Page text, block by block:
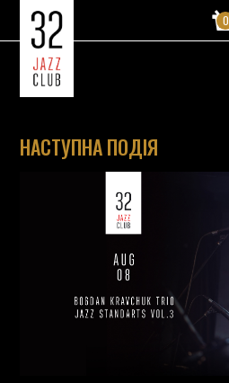
0
НАСТУПНА ПОДІЯ